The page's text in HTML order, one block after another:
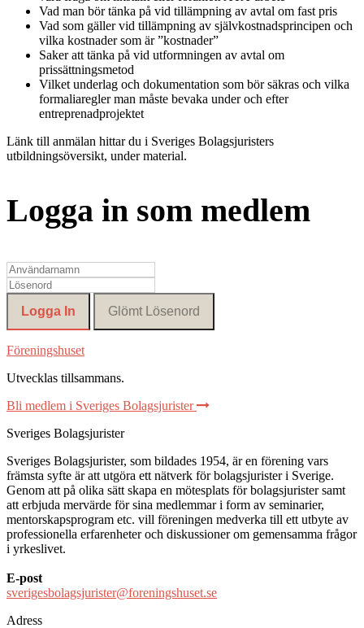
Vad man bör tänka på vid tillämpning av avtal om fast pris
Vad som gäller vid tillämpning av självkostnadsprincipen och
vilka kostnader som är ”kostnader”
Saker att tänka på vid utformningen av avtal om
prissättningsmetod
Vilket underlag och dokumentation som bör säkras och vilka
formaliaregler man måste bevaka under och efter
entreprenadprojektet
Länk till anmälan hittar du i Sveriges Bolagsjuristers
utbildningsöversikt, under material.
Logga in som medlem
Föreningshuset
Utvecklas tillsammans.
Bli medlem i Sveriges Bolagsjurister
Sveriges Bolagsjurister
Sveriges Bolagsjurister, som bildades 1954, är en förening vars
främsta syfte är att utgöra ett nätverk för bolagsjurister i Sverige.
Genom att på olika sätt skapa en mötesplats för bolagsjurister samt
att erbjuda mervärde för sina medlemmar i form av seminarier,
mentorskapsprogram etc. vill föreningen medverka till ett utbyte av
professionella erfarenheter och diskussioner om gemensamma frågor
i yrkeslivet.
E-post
sverigesbolagsjurister@foreningshuset.se
Adress